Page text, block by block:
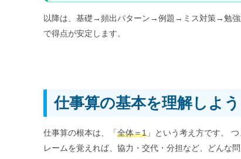
以降は、基礎→頻出パターン→例題→ミス対策→勉強
で得点が安定します。
仕事算の基本を理解しよう
仕事算の根本は、「 全体＝1 」という考え方です。
レームを覚えれば、協力・交代・分担など、どんな